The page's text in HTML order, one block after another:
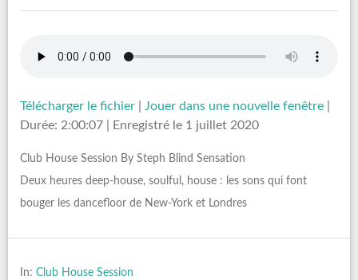
Télécharger le fichier Jouer dans une nouvelle fenêtre
Durée: 2:00:07
Enregistré le 1 juillet 2020
Club House Session By Steph Blind Sensation
Deux heures deep-house, soulful, house : les sons qui font
bouger les dancefloor de New-York et Londres
In: Club House Session